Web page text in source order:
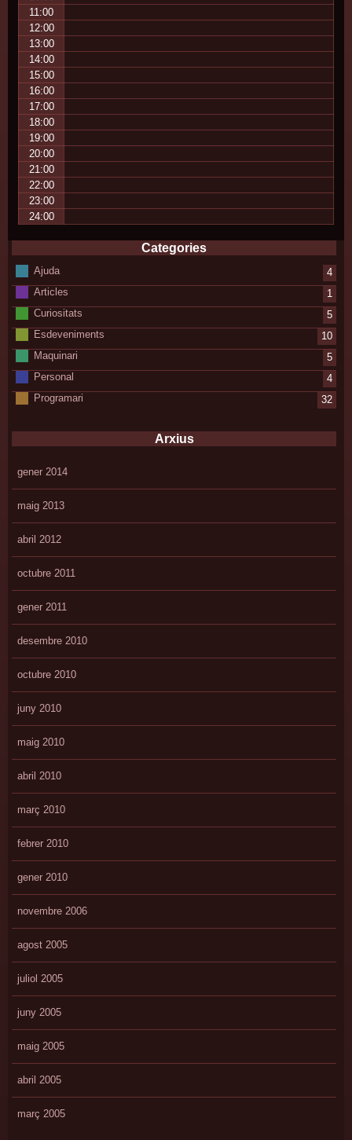
11:00
12:00
13:00
14:00
15:00
16:00
17:00
18:00
19:00
20:00
21:00
22:00
23:00
24:00
Categories
Ajuda
4
Articles
1
Curiositats
5
Esdeveniments
10
Maquinari
5
Personal
4
Programari
32
Arxius
gener 2014
maig 2013
abril 2012
octubre 2011
gener 2011
desembre 2010
octubre 2010
juny 2010
maig 2010
abril 2010
març 2010
febrer 2010
gener 2010
novembre 2006
agost 2005
juliol 2005
juny 2005
maig 2005
abril 2005
març 2005